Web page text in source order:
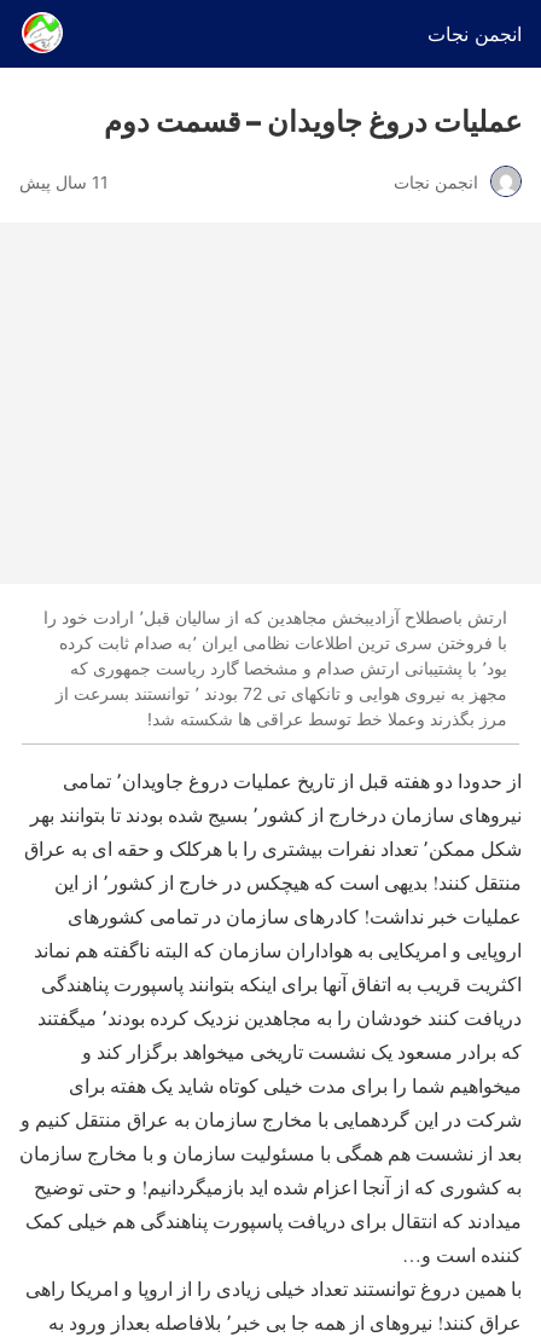
انجمن نجات
عملیات دروغ جاویدان – قسمت دوم
انجمن نجات 11 سال پیش
ارتش باصطلاح آزادیبخش مجاهدین که از سالیان قبل٬ ارادت خود را
با فروختن سری ترین اطلاعات نظامی ایران ٬به صدام ثابت کرده
بود٬ با پشتیبانی ارتش صدام و مشخصا گارد ریاست جمهوری که
مجهز به نیروی هوایی و تانکهای تی 72 بودند ٬ توانستند بسرعت از
مرز بگذرند وعملا خط توسط عراقی ها شکسته شد!
از حدودا دو هفته قبل از تاریخ عملیات دروغ جاویدان٬ تمامی
نیروهای سازمان درخارج از کشور٬ بسیج شده بودند تا بتوانند بهر
شکل ممکن٬ تعداد نفرات بیشتری را با هرکلک و حقه ای به عراق
منتقل کنند! بدیهی است که هیچکس در خارج از کشور٬ از این
عملیات خبر نداشت! کادرهای سازمان در تمامی کشورهای
اروپایی و امریکایی به هواداران سازمان که البته ناگفته هم نماند
اکثریت قریب به اتفاق آنها برای اینکه بتوانند پاسپورت پناهندگی
دریافت کنند خودشان را به مجاهدین نزدیک کرده بودند٬ میگفتند
که برادر مسعود یک نشست تاریخی میخواهد برگزار کند و
میخواهیم شما را برای مدت خیلی کوتاه شاید یک هفته برای
شرکت در این گردهمایی با مخارج سازمان به عراق منتقل کنیم و
بعد از نشست هم همگی با مسئولیت سازمان و با مخارج سازمان
به کشوری که از آنجا اعزام شده اید بازمیگردانیم! و حتی توضیح
میدادند که انتقال برای دریافت پاسپورت پناهندگی هم خیلی کمک
کننده است و…
با همین دروغ توانستند تعداد خیلی زیادی را از اروپا و امریکا راهی
عراق کنند! نیروهای از همه جا بی خبر٬ بلافاصله بعداز ورود به